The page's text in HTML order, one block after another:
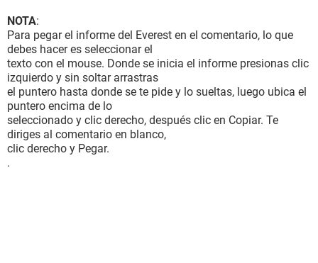
NOTA:
Para pegar el informe del Everest en el comentario, lo que
debes hacer es seleccionar el
texto con el mouse. Donde se inicia el informe presionas clic
izquierdo y sin soltar arrastras
el puntero hasta donde se te pide y lo sueltas, luego ubica el
puntero encima de lo
seleccionado y clic derecho, después clic en Copiar. Te
diriges al comentario en blanco,
clic derecho y Pegar.
.